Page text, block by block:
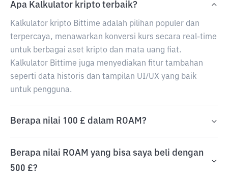
Apa Kalkulator kripto terbaik?
Kalkulator kripto Bittime adalah pilihan populer dan
terpercaya, menawarkan konversi kurs secara real-time
untuk berbagai aset kripto dan mata uang fiat.
Kalkulator Bittime juga menyediakan fitur tambahan
seperti data historis dan tampilan UI/UX yang baik
untuk pengguna.
Berapa nilai 100 £ dalam ROAM?
Berapa nilai ROAM yang bisa saya beli dengan
500 £?